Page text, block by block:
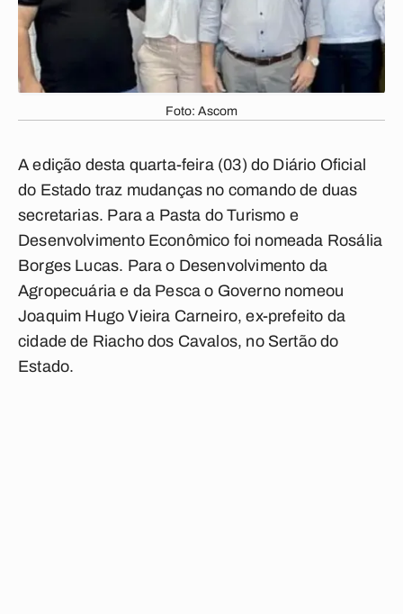
Foto: Ascom
A edição desta quarta-feira (03) do Diário Oficial
do Estado traz mudanças no comando de duas
secretarias. Para a Pasta do Turismo e
Desenvolvimento Econômico foi nomeada Rosália
Borges Lucas. Para o Desenvolvimento da
Agropecuária e da Pesca o Governo nomeou
Joaquim Hugo Vieira Carneiro, ex-prefeito da
cidade de Riacho dos Cavalos, no Sertão do
Estado.